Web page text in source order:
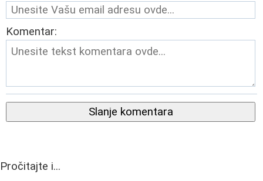
Komentar:
Slanje komentara
Pročitajte i...